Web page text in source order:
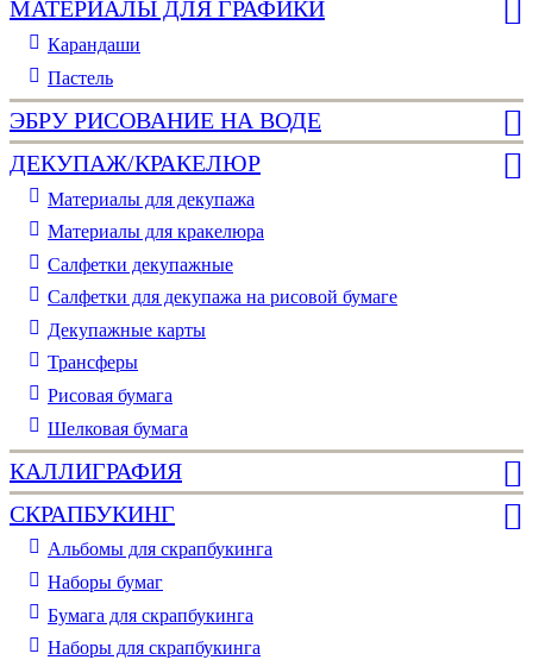
МАТЕРИАЛЫ ДЛЯ ГРАФИКИ
Карандаши
Пастель
ЭБРУ РИСОВАНИЕ НА ВОДЕ
ДЕКУПАЖ/КРАКЕЛЮР
Материалы для декупажа
Материалы для кракелюра
Cалфетки декупажные
Салфетки для декупажа на рисовой бумаге
Декупажные карты
Трансферы
Рисовая бумага
Шелковая бумага
КАЛЛИГРАФИЯ
СКРАПБУКИНГ
Альбомы для скрапбукинга
Наборы бумаг
Бумага для скрапбукинга
Наборы для скрапбукинга